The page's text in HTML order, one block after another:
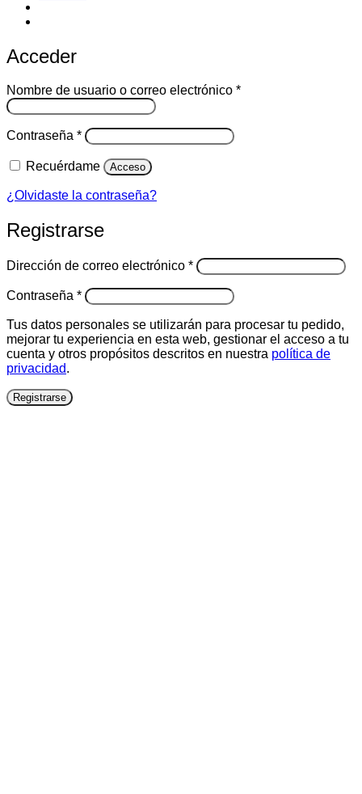
Acceder
Nombre de usuario o correo electrónico *Obligatorio
Contraseña *Obligatorio
Recuérdame Acceso
¿Olvidaste la contraseña?
Registrarse
Dirección de correo electrónico *Obligatorio
Contraseña *Obligatorio
Tus datos personales se utilizarán para procesar tu pedido,
mejorar tu experiencia en esta web, gestionar el acceso a tu
cuenta y otros propósitos descritos en nuestra política de
privacidad.
Registrarse